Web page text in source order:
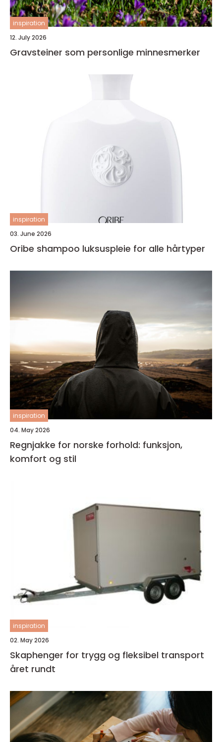
inspiration
12. July 2026
Gravsteiner som personlige minnesmerker
inspiration
03. June 2026
Oribe shampoo luksuspleie for alle hårtyper
inspiration
04. May 2026
Regnjakke for norske forhold: funksjon,
komfort og stil
inspiration
02. May 2026
Skaphenger for trygg og fleksibel transport
året rundt